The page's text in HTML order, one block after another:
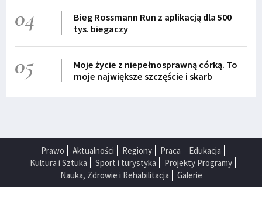
04
Bieg Rossmann Run z aplikacją dla 500
tys. biegaczy
05
Moje życie z niepełnosprawną córką. To
moje największe szczęście i skarb
Prawo Aktualności Regiony Praca
Edukacja
Kultura i Sztuka
Sport i turystyka
Projekty Programy
Nauka, Zdrowie i Rehabilitacja
Galerie